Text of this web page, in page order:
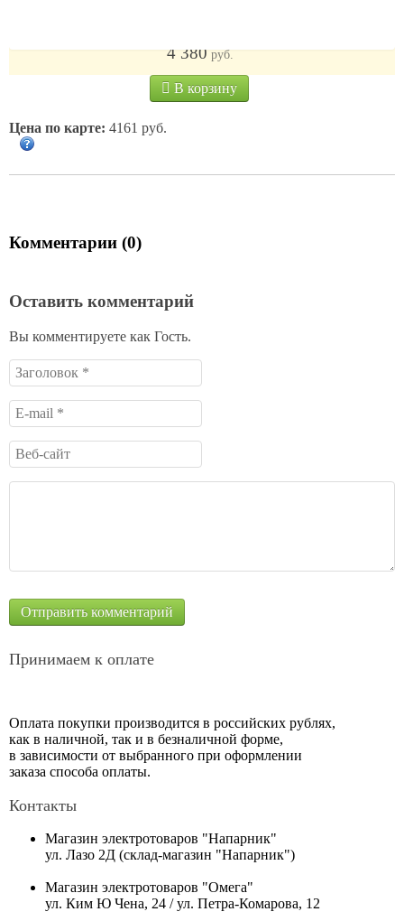
4 380 руб.
В корзину
Цена по карте: 4161 руб.
Комментарии (0)
Оставить комментарий
Вы комментируете как Гость.
Принимаем к оплате
Оплата покупки производится в российских рублях,
как в наличной, так и в безналичной форме,
в зависимости от выбранного при оформлении
заказа способа оплаты.
Контакты
Магазин электротоваров "Напарник"
ул. Лазо 2Д (склад-магазин "Напарник")
Магазин электротоваров "Омега"
ул. Ким Ю Чена, 24 / ул. Петра-Комарова, 12